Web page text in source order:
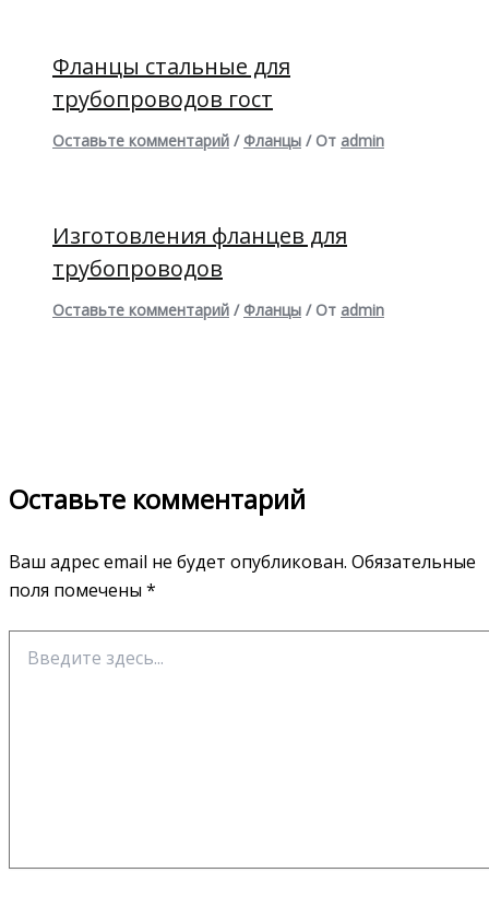
Фланцы стальные для
трубопроводов гост
Оставьте комментарий / Фланцы / От admin
Изготовления фланцев для
трубопроводов
Оставьте комментарий / Фланцы / От admin
Оставьте комментарий
Ваш адрес email не будет опубликован. Обязательные
поля помечены *
здесь...